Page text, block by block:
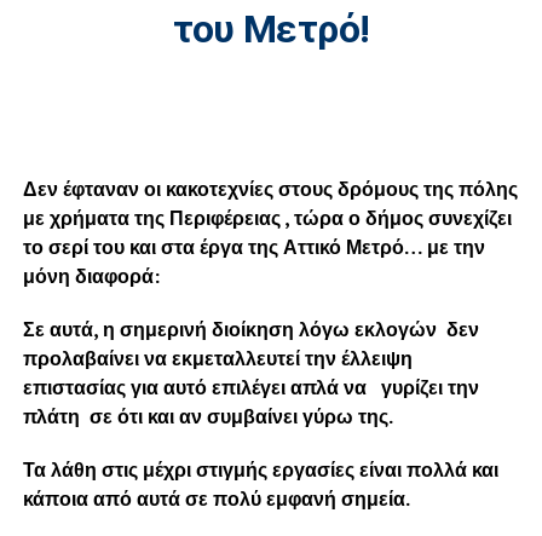
του Μετρό!
Δεν έφταναν οι κακοτεχνίες στους δρόμους της πόλης
με χρήματα της Περιφέρειας , τώρα ο δήμος συνεχίζει
το σερί του και στα έργα της Αττικό Μετρό… με την
μόνη διαφορά:
Σε αυτά, η σημερινή διοίκηση λόγω εκλογών δεν
προλαβαίνει να εκμεταλλευτεί την έλλειψη
επιστασίας για αυτό επιλέγει απλά να γυρίζει την
πλάτη σε ότι και αν συμβαίνει γύρω της.
Τα λάθη στις μέχρι στιγμής εργασίες είναι πολλά και
κάποια από αυτά σε πολύ εμφανή σημεία.